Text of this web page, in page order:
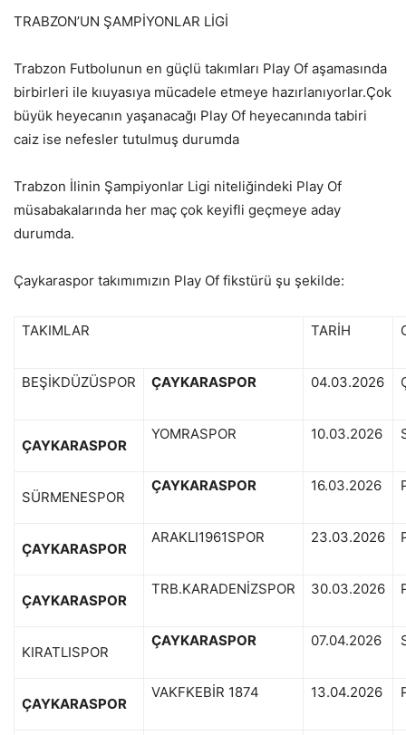
TRABZON’UN ŞAMPİYONLAR LİGİ
Trabzon Futbolunun en güçlü takımları Play Of aşamasında
birbirleri ile kıuyasıya mücadele etmeye hazırlanıyorlar.Çok
büyük heyecanın yaşanacağı Play Of heyecanında tabiri
caiz ise nefesler tutulmuş durumda
Trabzon İlinin Şampiyonlar Ligi niteliğindeki Play Of
müsabakalarında her maç çok keyifli geçmeye aday
durumda.
Çaykaraspor takımımızın Play Of fikstürü şu şekilde:
TAKIMLAR TARİH
BEŞİKDÜZÜSPOR ÇAYKARASPOR 04.03.2026
ÇAYKARASPOR
YOMRASPOR 10.03.2026
SÜRMENESPOR
ÇAYKARASPOR 16.03.2026
ÇAYKARASPOR
ARAKLI1961SPOR 23.03.2026
ÇAYKARASPOR
TRB.KARADENİZSPOR 30.03.2026
KIRATLISPOR
ÇAYKARASPOR 07.04.2026
ÇAYKARASPOR
VAKFKEBİR 1874 13.04.2026